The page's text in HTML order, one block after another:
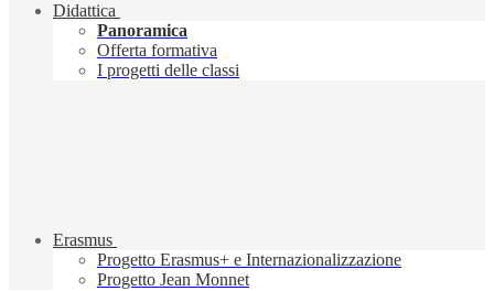
Didattica
Panoramica
Offerta formativa
I progetti delle classi
Erasmus
Progetto Erasmus+ e Internazionalizzazione
Progetto Jean Monnet